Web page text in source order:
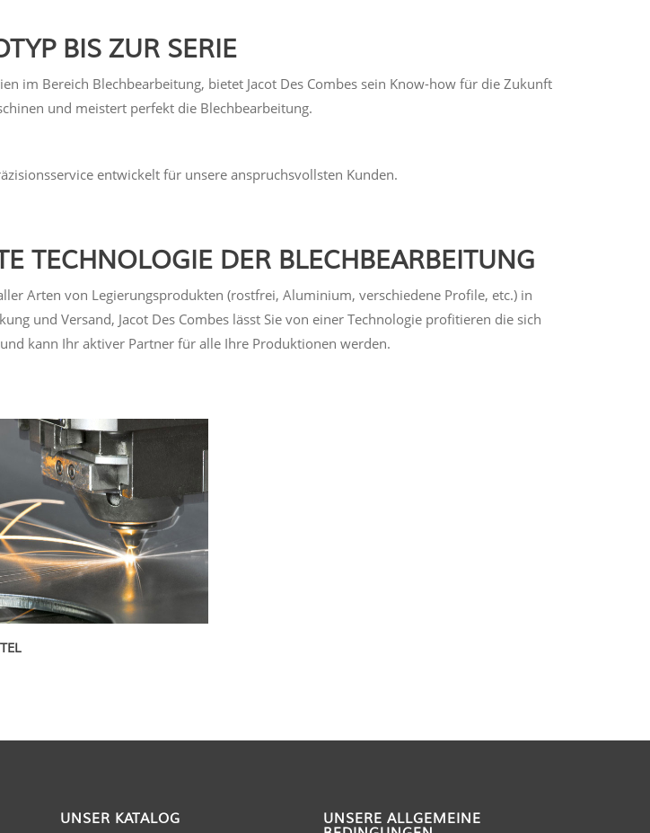
BIS ZUR SERIE
im Bereich Blechbearbeitung, bietet Jacot Des Combes sein Know-how für die Zukunft
und meistert perfekt die Blechbearbeitung.
entwickelt für unsere anspruchsvollsten Kunden.
TECHNOLOGIE DER BLECHBEARBEITUNG
Arten von Legierungsprodukten (rostfrei, Aluminium, verschiedene Profile, etc.) in
und Versand, Jacot Des Combes lässt Sie von einer Technologie profitieren die sich
kann Ihr aktiver Partner für alle Ihre Produktionen werden.
UNSER KATALOG
UNSERE ALLGEMEINE